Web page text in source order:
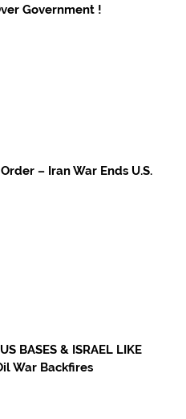
Government !
– Iran War Ends U.S.
BASES & ISRAEL LIKE
War Backfires